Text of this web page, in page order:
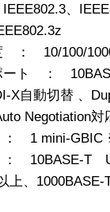
、
： 10/100/
ート ：
X自動切替 、
Negotiation対
1 mini-GBIC
10BASE-T
上、